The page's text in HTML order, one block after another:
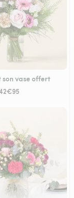
vase offert